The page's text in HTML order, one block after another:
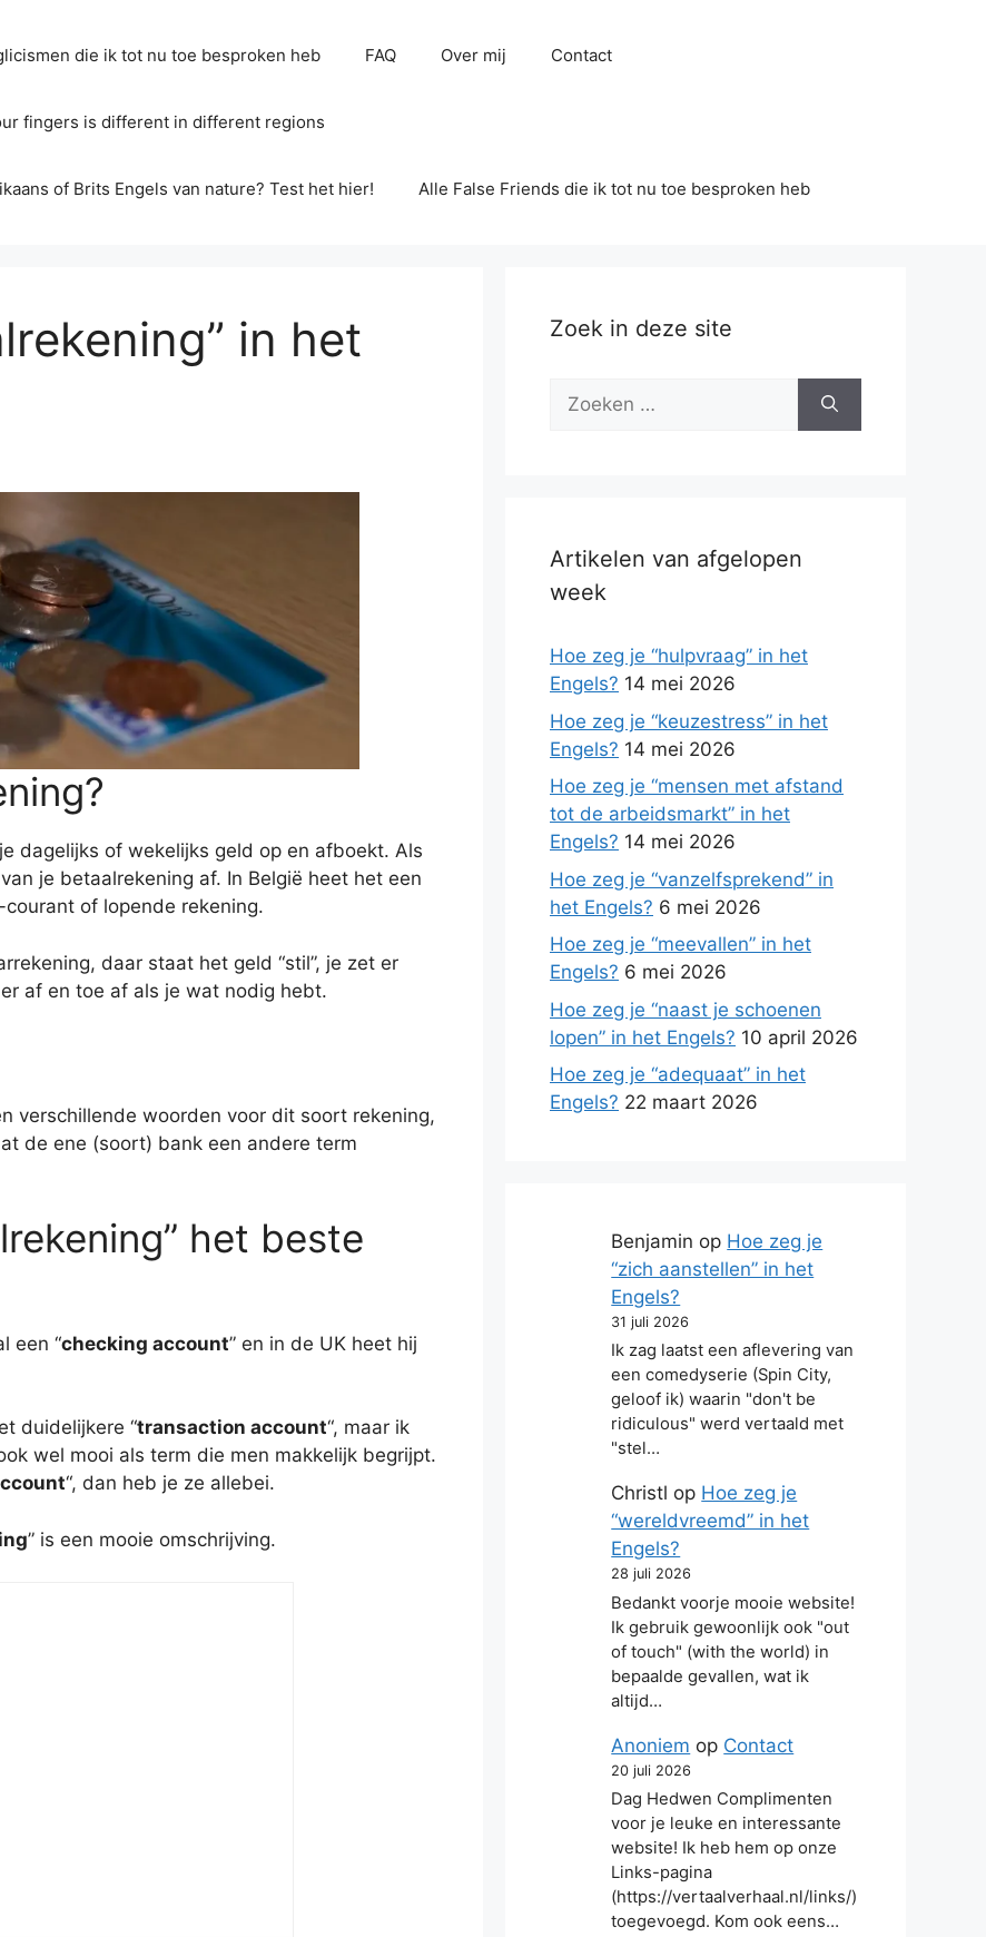
die ik tot nu toe besproken heb FAQ Over mij Contact
fingers is different in different regions
of Brits Engels van nature? Test het hier! Alle False Friends die ik tot nu toe besproken heb
in het
dagelijks of wekelijks geld op en afboekt. Als
je betaalrekening af. In België heet het een
of lopende rekening.
daar staat het geld “stil”, je zet er
af en toe af als je wat nodig hebt.
verschillende woorden voor dit soort rekening,
de ene (soort) bank een andere term
het beste
een “checking account” en in de UK heet hij
duidelijkere “transaction account“, maar ik
wel mooi als term die men makkelijk begrijpt.
“, dan heb je ze allebei.
” is een mooie omschrijving.
Zoek in deze site
Zoek
Artikelen van afgelopen
week
Hoe zeg je “hulpvraag” in het
Engels? 14 mei 2026
Hoe zeg je “keuzestress” in het
Engels? 14 mei 2026
Hoe zeg je “mensen met afstand
tot de arbeidsmarkt” in het
Engels? 14 mei 2026
Hoe zeg je “vanzelfsprekend” in
het Engels? 6 mei 2026
Hoe zeg je “meevallen” in het
Engels? 6 mei 2026
Hoe zeg je “naast je schoenen
lopen” in het Engels? 10 april 2026
Hoe zeg je “adequaat” in het
Engels? 22 maart 2026
Benjamin op Hoe zeg je
“zich aanstellen” in het
Engels?
31 juli 2026
Ik zag laatst een aflevering van
een comedyserie (Spin City,
geloof ik) waarin "don't be
ridiculous" werd vertaald met
"stel…
Christl op Hoe zeg je
“wereldvreemd” in het
Engels?
28 juli 2026
Bedankt voorje mooie website!
Ik gebruik gewoonlijk ook "out
of touch" (with the world) in
bepaalde gevallen, wat ik
altijd…
Anoniem op Contact
20 juli 2026
Dag Hedwen Complimenten
voor je leuke en interessante
website! Ik heb hem op onze
Links-pagina
(https://vertaalverhaal.nl/links/)
toegevoegd. Kom ook eens…